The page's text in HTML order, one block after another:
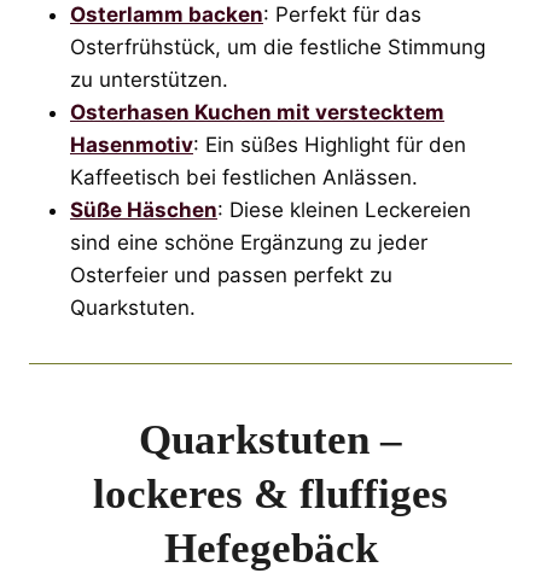
Osterlamm backen: Perfekt für das
Osterfrühstück, um die festliche Stimmung
zu unterstützen.
Osterhasen Kuchen mit verstecktem
Hasenmotiv: Ein süßes Highlight für den
Kaffeetisch bei festlichen Anlässen.
Süße Häschen: Diese kleinen Leckereien
sind eine schöne Ergänzung zu jeder
Osterfeier und passen perfekt zu
Quarkstuten.
Quarkstuten –
lockeres & fluffiges
Hefegebäck